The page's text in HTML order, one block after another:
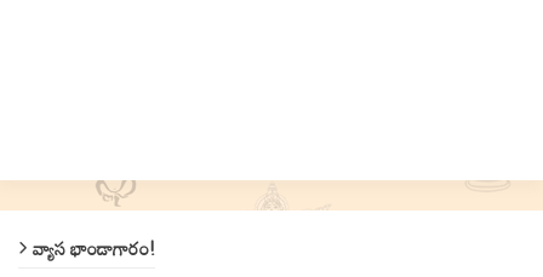
వ్యాస భాండాగారం!